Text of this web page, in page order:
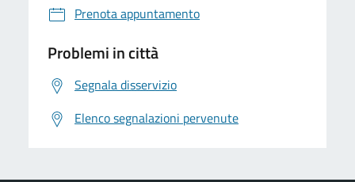
Prenota appuntamento
Problemi in città
Segnala disservizio
Elenco segnalazioni pervenute